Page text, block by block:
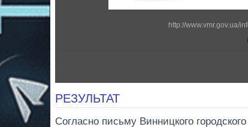
http://www.vmr.gov.ua/
РЕЗУЛЬТАТ
Согласно письму Винницкого